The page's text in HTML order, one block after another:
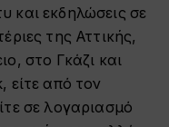
και εκδηλώσεις σε
της Αττικής,
στο Γκάζι και
από τον
σε λογαριασμό